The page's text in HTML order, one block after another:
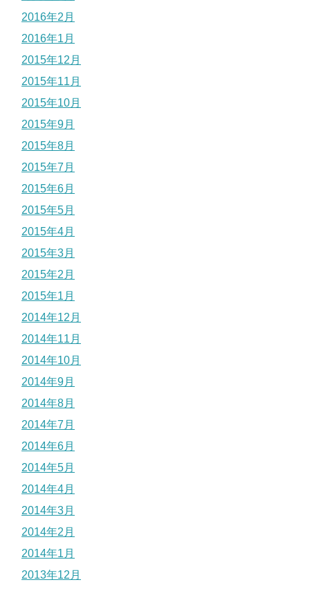
2016年2月
2016年1月
2015年12月
2015年11月
2015年10月
2015年9月
2015年8月
2015年7月
2015年6月
2015年5月
2015年4月
2015年3月
2015年2月
2015年1月
2014年12月
2014年11月
2014年10月
2014年9月
2014年8月
2014年7月
2014年6月
2014年5月
2014年4月
2014年3月
2014年2月
2014年1月
2013年12月